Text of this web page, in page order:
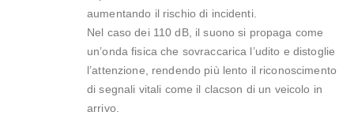
aumentando il rischio di incidenti.
Nel caso dei 110 dB, il suono si propaga come
un’onda fisica che sovraccarica l’udito e distoglie
l’attenzione, rendendo più lento il riconoscimento
di segnali vitali come il clacson di un veicolo in
arrivo.